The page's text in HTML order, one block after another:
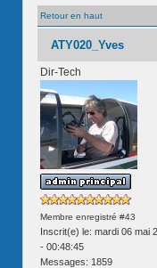
Retour en haut
ATY020_Yves
Dir-Tech
Membre enregistré #43
Inscrit(e) le: mardi 06 mai
- 00:48:45
Messages: 1859